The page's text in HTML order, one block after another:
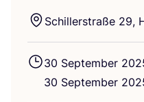
Schil­ler­stra­ße 29,
30 Sep­tem­ber
30 Sep­tem­ber